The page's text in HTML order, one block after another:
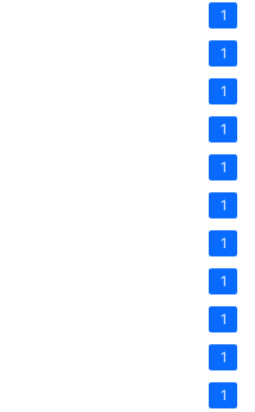
1
1
1
1
1
1
1
1
1
1
1